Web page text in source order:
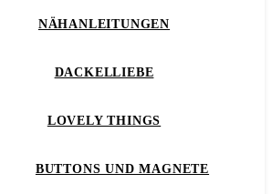
NÄHANLEITUNGEN
DACKELLIEBE
LOVELY THINGS
BUTTONS UND MAGNETE